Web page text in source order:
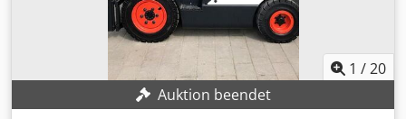
1 /20
Auktion beendet